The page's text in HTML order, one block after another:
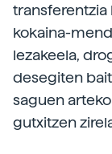
transferentzia
kokaina-
lezakeela,
desegiten
saguen
gutxitzen